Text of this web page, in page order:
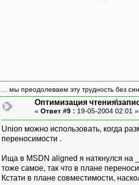
... мы преодолеваем эту трудность без
Оптимизация
« Ответ #9 : 19-05-2004 02:01
Union можно использовать, когда
переносимости .
Ища в MSDN aligned я наткнулся на
тоже самое, так что в плане
Кстати в плане совместимости,